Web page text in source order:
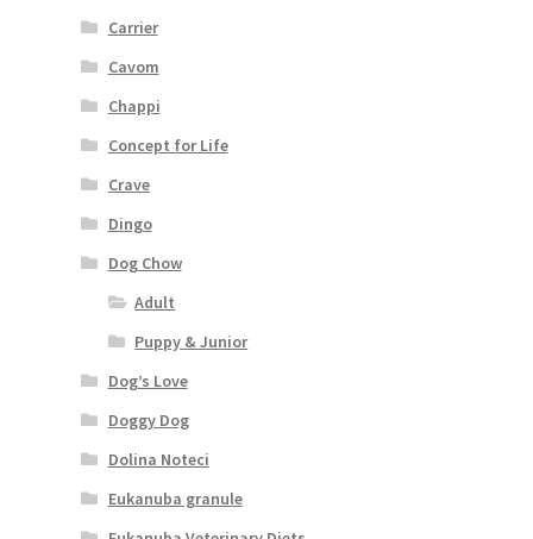
Carrier
Cavom
Chappi
Concept for Life
Crave
Dingo
Dog Chow
Adult
Puppy & Junior
Dog’s Love
Doggy Dog
Dolina Noteci
Eukanuba granule